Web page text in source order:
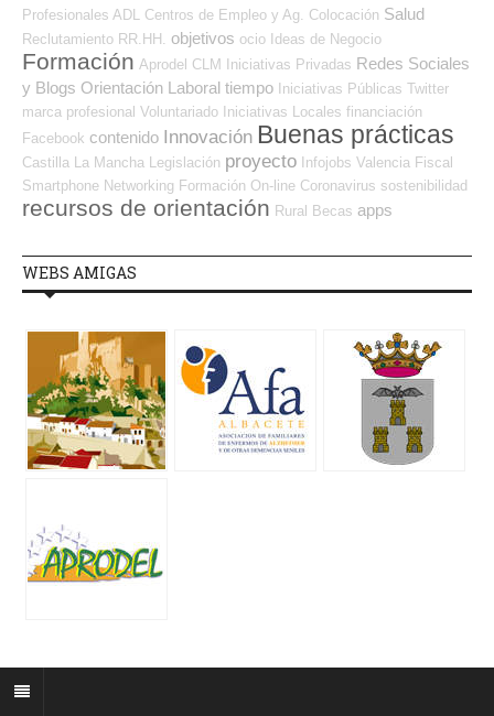
Profesionales ADL
Centros de Empleo y Ag. Colocación Salud
Reclutamiento RR.HH. objetivos ocio Ideas de Negocio
Formación Aprodel CLM Iniciativas Privadas Redes Sociales
y Blogs Orientación Laboral tiempo Iniciativas Públicas Twitter
marca profesional Voluntariado Iniciativas Locales financiación
Facebook contenido Innovación Buenas prácticas
Castilla La Mancha Legislación proyecto Infojobs Valencia Fiscal
Smartphone Networking Formación On-line Coronavirus sostenibilidad
recursos de orientación Rural Becas apps
WEBS AMIGAS